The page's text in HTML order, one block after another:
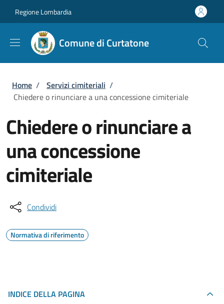
Regione Lombardia
Comune di Curtatone
Briciole di pane
Home / Servizi cimiteriali /
Chiedere o rinunciare a una concessione cimiteriale
Chiedere o rinunciare a
una concessione
cimiteriale
Condividi
Normativa di riferimento
INDICE DELLA PAGINA